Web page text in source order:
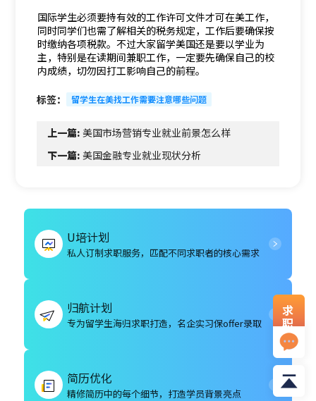
国际学生必须要持有效的工作许可文件才可在美工作，
同时同学们也需了解相关的税务规定，工作后要确保按
时缴纳各项税款。不过大家留学美国还是要以学业为
主，特别是在读期间兼职工作，一定要先确保自己的校
内成绩，切勿因打工影响自己的前程。
标签： 留学生在美找工作需要注意哪些问题
上一篇:美国市场营销专业就业前景怎么样
下一篇:美国金融专业就业现状分析
U培计划
私人订制求职服务，匹配不同求职者的核心需求
归航计划
专为留学生海归求职打造，名企实习保offer录取
简历优化
精修简历中的每个细节，打造学员背景亮点
求
职
资
料